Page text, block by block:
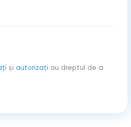
şi autorizați au dreptul de a